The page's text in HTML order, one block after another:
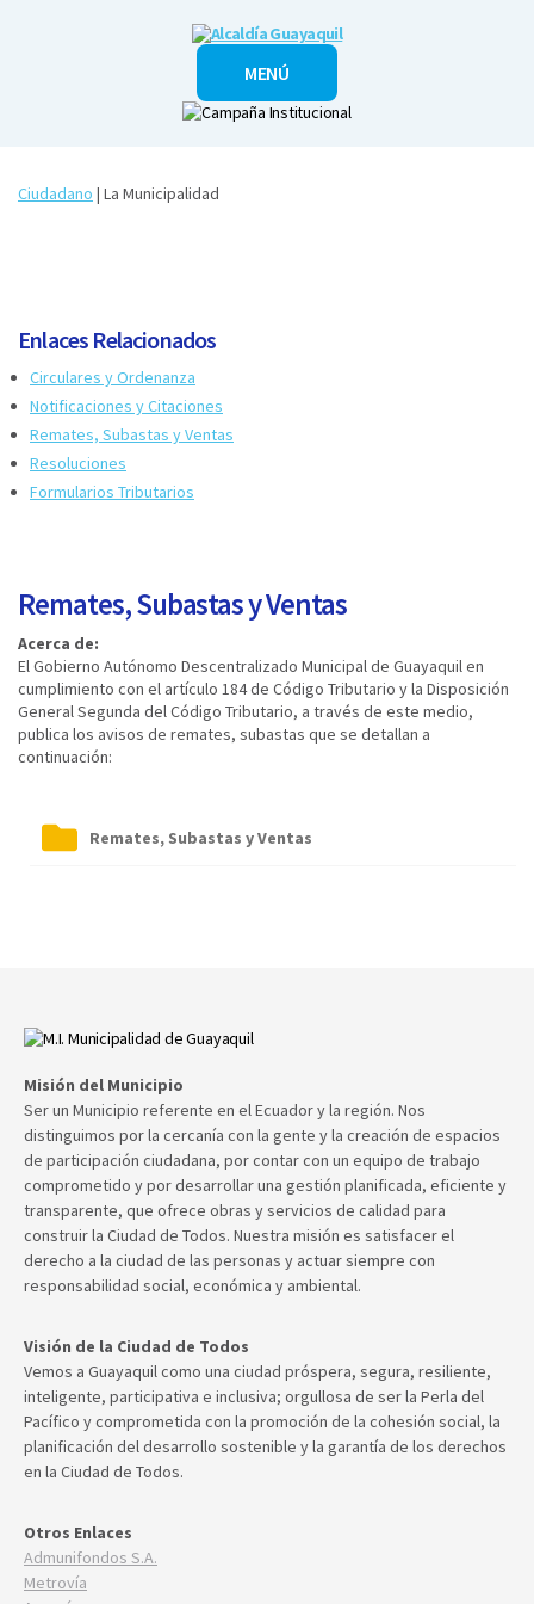
Alcaldía
GuayaquilMENÚ
Ciudadano | La Municipalidad
Enlaces Relacionados
Circulares y Ordenanza
Notificaciones y Citaciones
Remates, Subastas y Ventas
Resoluciones
Formularios Tributarios
Remates, Subastas y Ventas
Acerca de:​​​​​
El Gobierno Autónomo Descentralizado Municipal de Guayaquil en
cumplimiento con el artículo 184 de Código Tributario y la Disposición
General Segunda del Código Tributario, a través de este medio,
publica los avisos de remates, subastas que se detallan a
continuación:
Remates, Subastas y Ventas
Misión del Municipio
Ser un Municipio referente en el Ecuador y la región. Nos
distinguimos por la cercanía con la gente y la creación de espacios
de participación ciudadana, por contar con un equipo de trabajo
comprometido y por desarrollar una gestión planificada, eficiente y
transparente, que ofrece obras y servicios de calidad para
construir la Ciudad de Todos. Nuestra misión es satisfacer el
derecho a la ciudad de las personas y actuar siempre con
responsabilidad social, económica y ambiental.
Visión de la Ciudad de Todos
Vemos a Guayaquil como una ciudad próspera, segura, resiliente,
inteligente, participativa e inclusiva; orgullosa de ser la Perla del
Pacífico y comprometida con la promoción de la cohesión social, la
planificación del desarrollo sostenible y la garantía de los derechos
en la Ciudad de Todos.
Otros Enlaces
Admunifondos S.A.
Metrovía